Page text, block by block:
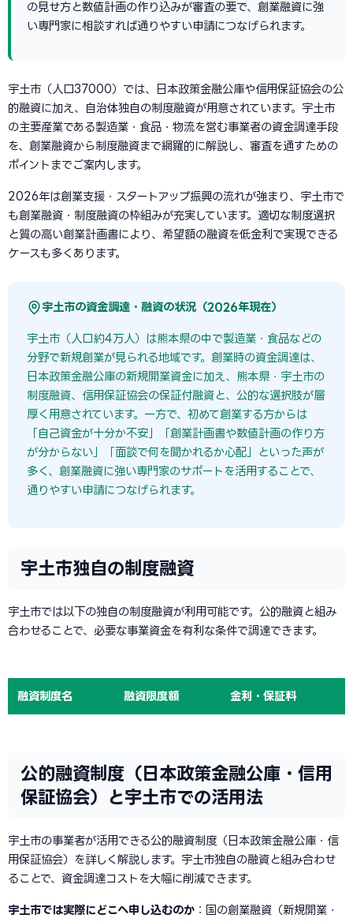
の見せ方と数値計画の作り込みが審査の要で、創業融資に強
い専門家に相談すれば通りやすい申請につなげられます。
宇土市（人口37000）では、日本政策金融公庫や信用保証協会の公
的融資に加え、自治体独自の制度融資が用意されています。宇土市
の主要産業である製造業・食品・物流を営む事業者の資金調達手段
を、創業融資から制度融資まで網羅的に解説し、審査を通すための
ポイントまでご案内します。
2026年は創業支援・スタートアップ振興の流れが強まり、宇土市で
も創業融資・制度融資の枠組みが充実しています。適切な制度選択
と質の高い創業計画書により、希望額の融資を低金利で実現できる
ケースも多くあります。
宇土市の資金調達・融資の状況（2026年現在）
宇土市（人口約4万人）は熊本県の中で製造業・食品などの
分野で新規創業が見られる地域です。創業時の資金調達は、
日本政策金融公庫の新規開業資金に加え、熊本県・宇土市の
制度融資、信用保証協会の保証付融資と、公的な選択肢が層
厚く用意されています。一方で、初めて創業する方からは
「自己資金が十分か不安」「創業計画書や数値計画の作り方
が分からない」「面談で何を聞かれるか心配」といった声が
多く、創業融資に強い専門家のサポートを活用することで、
通りやすい申請につなげられます。
宇土市独自の制度融資
宇土市では以下の独自の制度融資が利用可能です。公的融資と組み
合わせることで、必要な事業資金を有利な条件で調達できます。
融資制度名 融資限度額 金利・保証料
公的融資制度（日本政策金融公庫・信用
保証協会）と宇土市での活用法
宇土市の事業者が活用できる公的融資制度（日本政策金融公庫・信
用保証協会）を詳しく解説します。宇土市独自の融資と組み合わせ
ることで、資金調達コストを大幅に削減できます。
宇土市では実際にどこへ申し込むのか ：国の創業融資（新規開業・